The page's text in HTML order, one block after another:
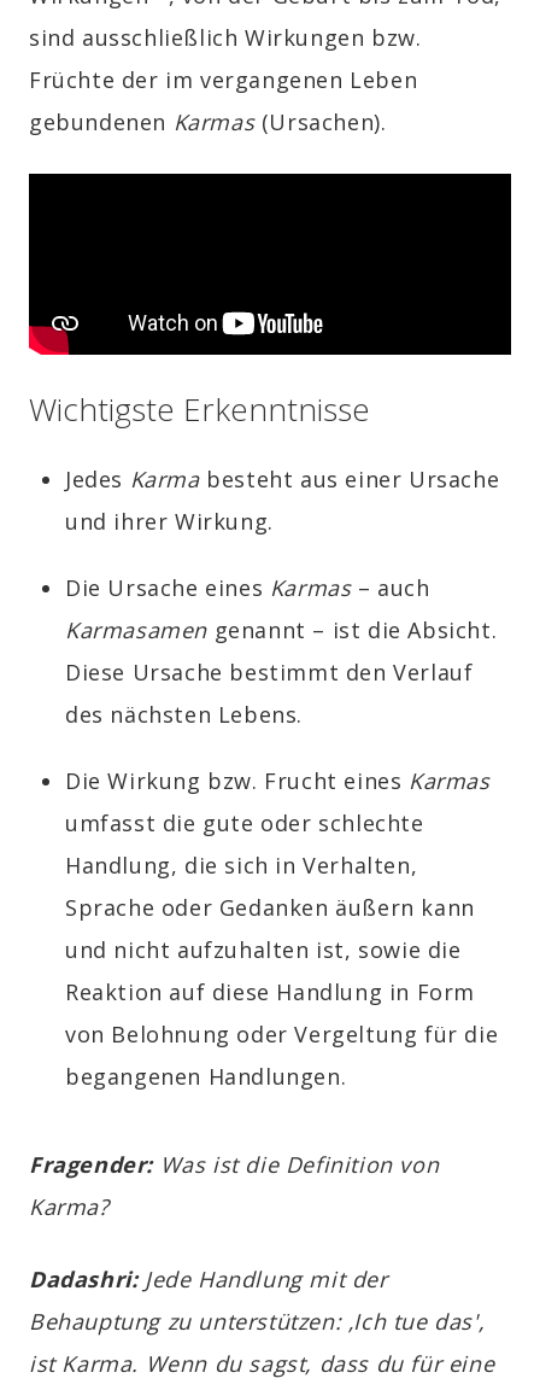
sind ausschließlich Wirkungen bzw.
Früchte der im vergangenen Leben
gebundenen Karmas(Ursachen).
Wichtigste Erkenntnisse
Jedes Karmabesteht aus einer Ursache
und ihrer Wirkung.
Die Ursache eines Karmas– auch
Karmasamen genannt – ist die Absicht.
Diese Ursache bestimmt den Verlauf
des nächsten Lebens.
Die Wirkung bzw. Frucht eines Karmas
umfasst die gute oder schlechte
Handlung, die sich in Verhalten,
Sprache oder Gedanken äußern kann
und nicht aufzuhalten ist, sowie die
Reaktion auf diese Handlung in Form
von Belohnung oder Vergeltung für die
begangenen Handlungen.
Fragender:Was ist die Definition von
Karma?
Dadashri: Jede Handlung mit der
Behauptung zu unterstützen: ‚Ich tue das',
ist Karma. Wenn du sagst, dass du für eine